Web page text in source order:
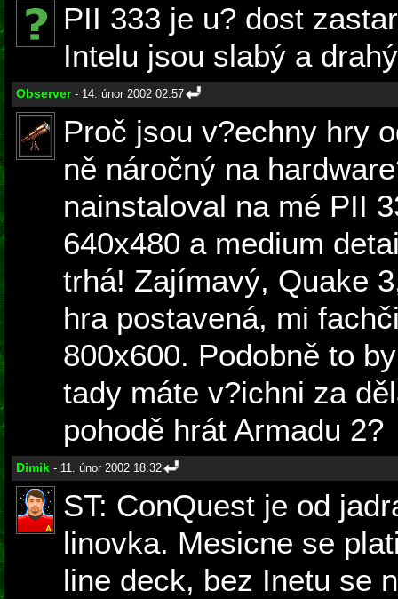
PII 333 je u? dost
Intelu jsou slabý a
Observer- 14. únor 2002 02:57
Proč jsou v?echny hry
ně náročný na
nainstaloval na mé PII
640x480 a medium
trhá! Zajímavý, Quake
hra postavená, mi
800x600. Podobně to
tady máte v?ichni za
pohodě hrát Armadu 2?
Dimik - 11. únor 2002 18:32
ST: ConQuest je od
linovka. Mesicne se
line deck, bez Inetu se